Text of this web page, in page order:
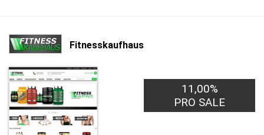
Fitnesskaufhaus
11,00%
PRO SALE